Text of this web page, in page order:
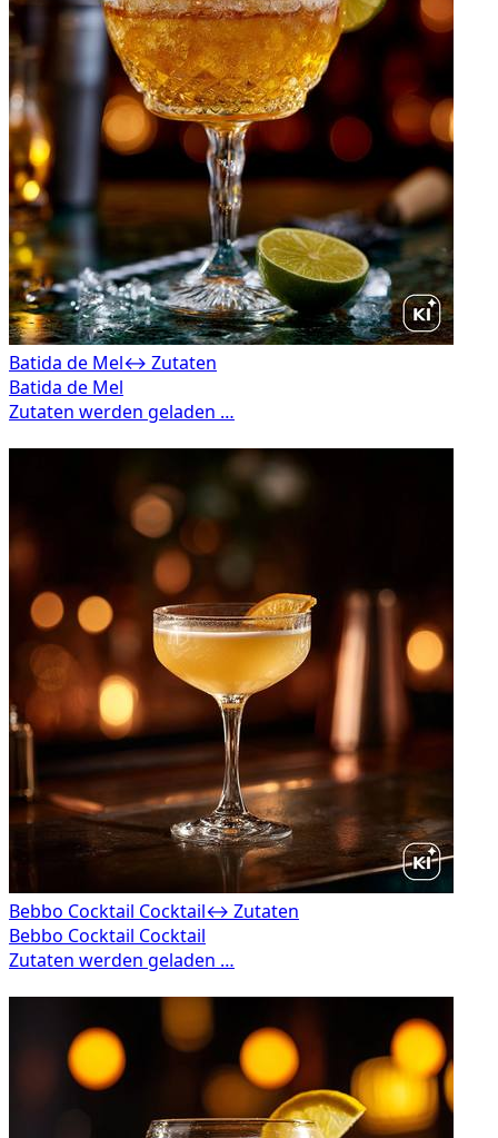
Batida de Mel↔ Zutaten
Bebbo Cocktail Cocktail↔ Zutaten